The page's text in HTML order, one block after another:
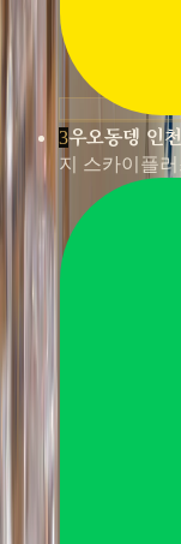
3우오동뎅 인
지 스카이플러